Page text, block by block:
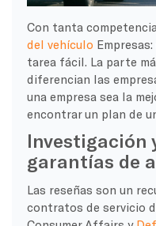
Con tanta
del vehículo
tarea fácil. La parte
diferencian las
una empresa sea la
encontrar un plan de
Investigación
garantías de
Las reseñas son un
contratos de servicio